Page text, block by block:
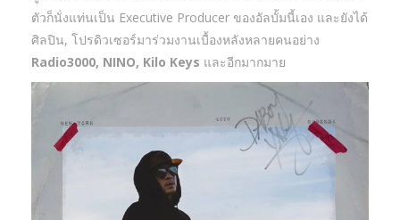
ตัวก็นั่งแท่นเป็น Executive Producer ของอัลบั้มนี้เอง และยังได้
ศิลปิน, โปรดิวเซอร์มาร่วมงานเบื้องหลังหลายคนอย่าง
Radio3000, NINO, Kilo Keys และอีกมากมาย